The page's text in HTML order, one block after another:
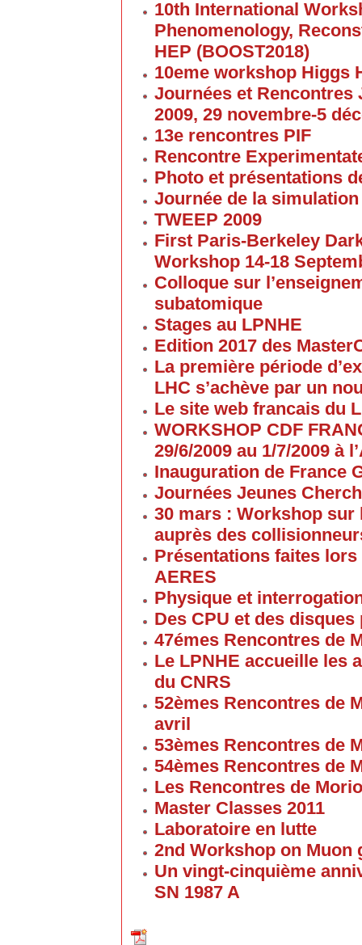
10th International
Phenomenology,
HEP (BOOST2018)
10eme workshop Higgs
Journées et Rencontres
2009, 29 novembre-5
13e rencontres PIF
Rencontre
Photo et présentations
Journée de la simulation
TWEEP 2009
First Paris-Berkeley
Workshop 14-18
Colloque sur
subatomique
Stages au LPNHE
Edition 2017 des
La première période
LHC s’achève par un
Le site web francais du
WORKSHOP CDF
29/6/2009 au 1/7/2009 à
Inauguration de France
Journées Jeunes
30 mars : Workshop
auprès des
Présentations faites
AERES
Physique et
Des CPU et des
47émes Rencontres de
Le LPNHE accueille les
du CNRS
52èmes Rencontres de
avril
53èmes Rencontres de
54èmes Rencontres de
Les Rencontres de
Master Classes 2011
Laboratoire en lutte
2nd Workshop on Muon
Un vingt-cinquième
SN 1987 A